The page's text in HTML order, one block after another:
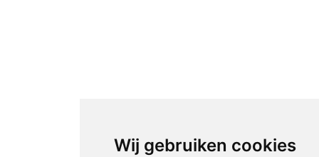
Wij gebruiken cookies